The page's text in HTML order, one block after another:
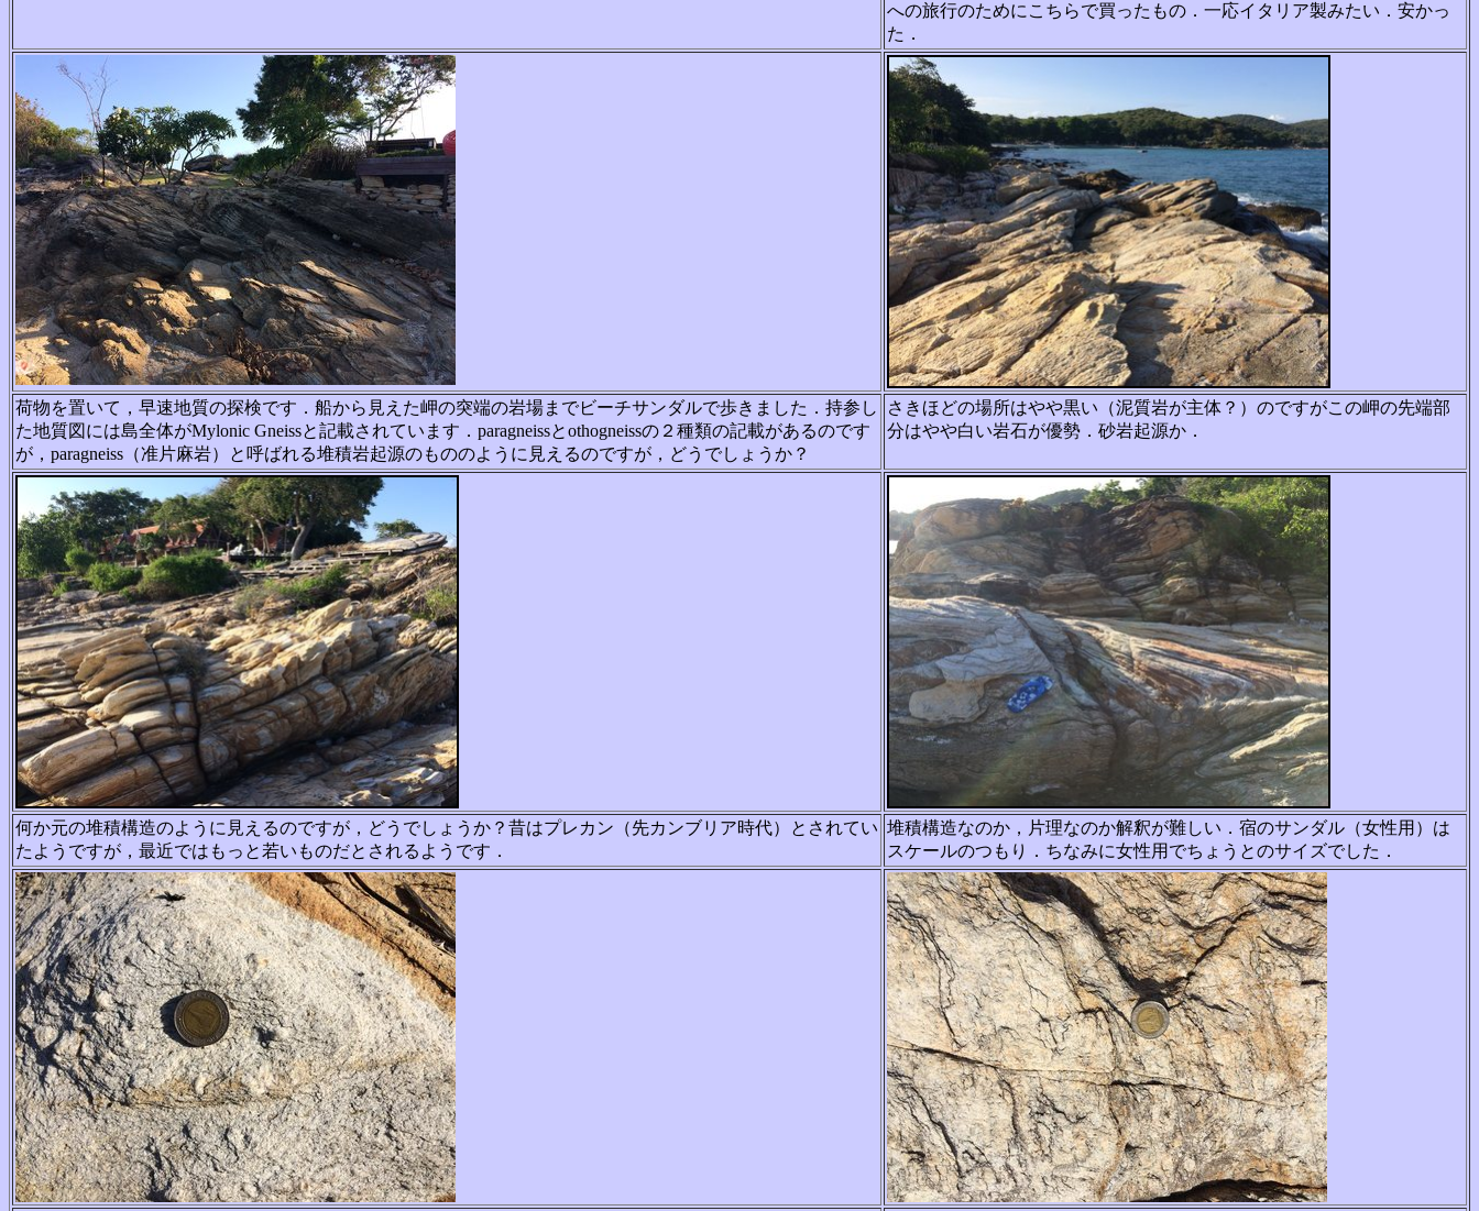
への旅行のためにこちらで買ったもの．一応イタリア製みたい．安かっ
た．
荷物を置いて，早速地質の探検です．船から見えた岬の突端の岩場までビーチサンダルで歩きました．持参し
た地質図には島全体がMylonic Gneissと記載されています．paragneissとothogneissの２種類の記載があるのです
が， paragneiss（准片麻岩）と呼ばれる堆積岩起源のもののように見えるのですが，どうでしょうか？
さきほどの場所はやや黒い（泥質岩が主体？）のですがこ の岬の先端部
分はやや白い岩石が優勢．砂岩起源か．
何か元の堆積構造のように見えるのですが，どうでしょう か？昔はプレカン（先カンブリア時代）とされてい
たよう ですが，最近ではもっと若いものだとされるようです．
堆積構造なのか，片理なのか解釈が難しい．宿のサンダル （女性用）は
スケールのつもり．ちなみに女性用でちょう とのサイズでした．